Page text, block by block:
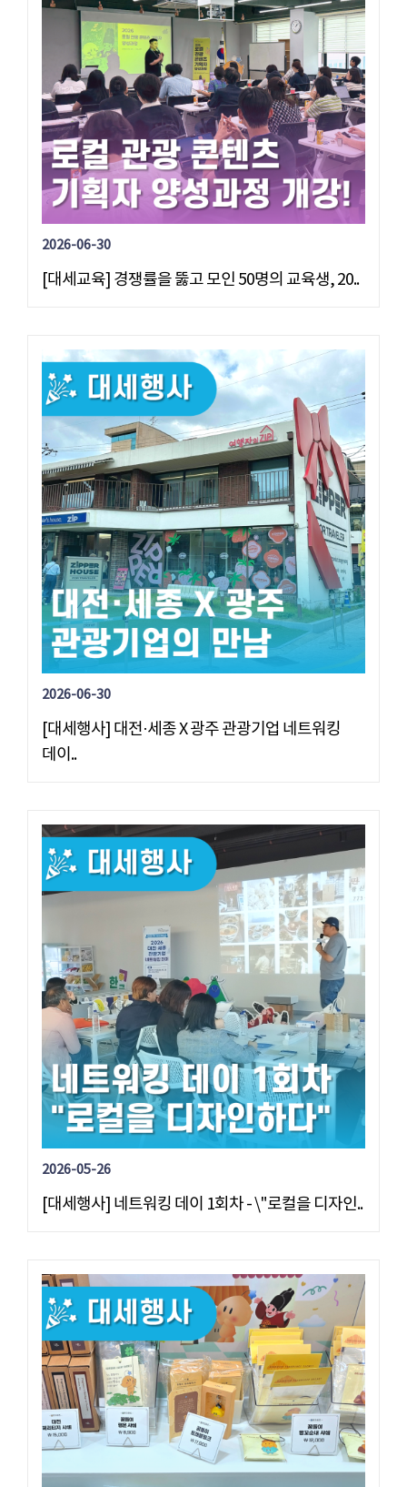
2026-06-30
[대세교육] 경쟁률을 뚫고 모인 50명의 교육생, 20..
2026-06-30
[대세행사] 대전·세종 X 광주 관광기업 네트워킹
데이..
2026-05-26
[대세행사] 네트워킹 데이 1회차 - \"로컬을 디자인..